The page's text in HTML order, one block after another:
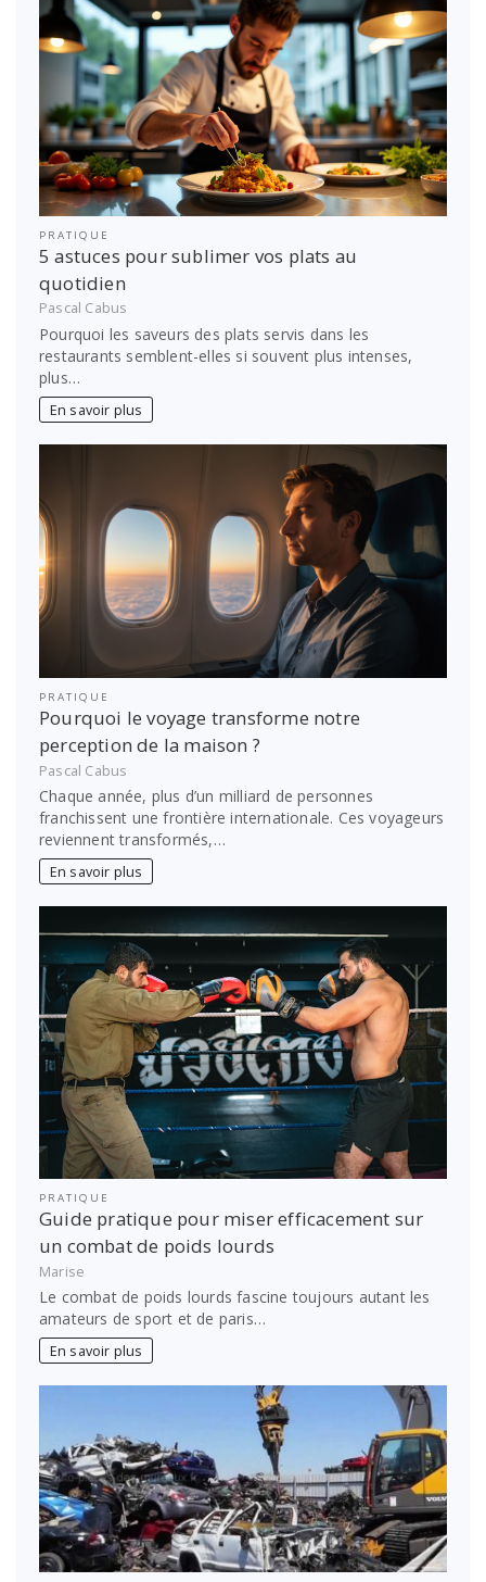
PRATIQUE
5 astuces pour sublimer vos plats au
quotidien
Pascal Cabus
Pourquoi les saveurs des plats servis dans les
restaurants semblent-elles si souvent plus intenses,
plus…
En savoir plus
PRATIQUE
Pourquoi le voyage transforme notre
perception de la maison ?
Pascal Cabus
Chaque année, plus d’un milliard de personnes
franchissent une frontière internationale. Ces voyageurs
reviennent transformés,…
En savoir plus
PRATIQUE
Guide pratique pour miser efficacement sur
un combat de poids lourds
Marise
Le combat de poids lourds fascine toujours autant les
amateurs de sport et de paris…
En savoir plus